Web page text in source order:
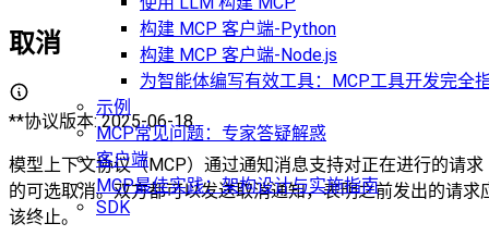
构建 MCP 客户端-Python
构建 MCP 客户端-Node.js
为智能体编写有效工具：MCP工具开发完全
示例
MCP常见问题：专家答疑解惑
客户端
MCP最佳实践：架构设计与实施指南
SDK
取消
**协议版本: 2025-06-18
模型上下文协议（MCP）通过通知消息支持对正在进行的请求
的可选取消。双方都可以发送取消通知，表明之前发出的请求
该终止。